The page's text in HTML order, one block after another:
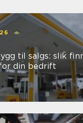
til salgs: slik
din bedrift